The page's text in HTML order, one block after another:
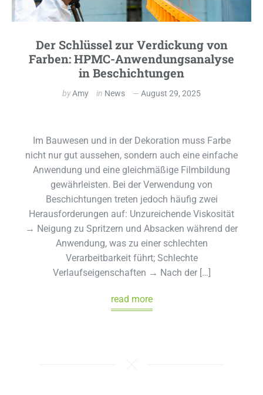
Der Schlüssel zur Verdickung von
Farben: HPMC-Anwendungsanalyse
in Beschichtungen
byAmy in News August 29, 2025
Im Bauwesen und in der Dekoration muss Farbe
nicht nur gut aussehen, sondern auch eine einfache
Anwendung und eine gleichmäßige Filmbildung
gewährleisten. Bei der Verwendung von
Beschichtungen treten jedoch häufig zwei
Herausforderungen auf: Unzureichende Viskosität
→ Neigung zu Spritzern und Absacken während der
Anwendung, was zu einer schlechten
Verarbeitbarkeit führt; Schlechte
Verlaufseigenschaften → Nach der […]
read more